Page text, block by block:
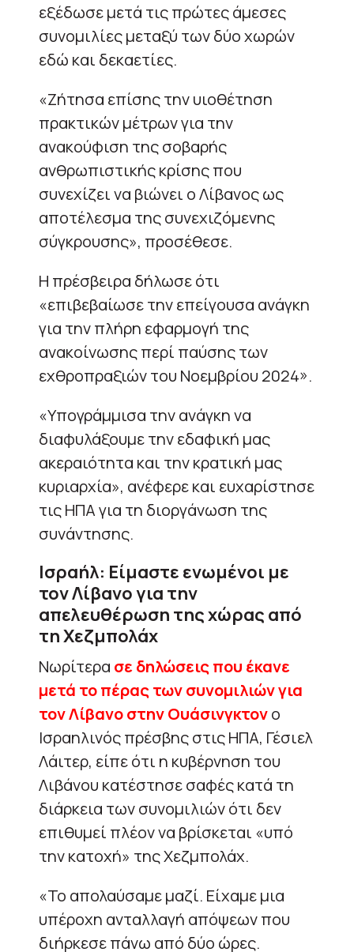
εξέδωσε μετά τις πρώτες άμεσες
συνομιλίες μεταξύ των δύο χωρών
εδώ και δεκαετίες.
«Ζήτησα επίσης την υιοθέτηση
πρακτικών μέτρων για την
ανακούφιση της σοβαρής
ανθρωπιστικής κρίσης που
συνεχίζει να βιώνει ο Λίβανος ως
αποτέλεσμα της συνεχιζόμενης
σύγκρουσης», προσέθεσε.
Η πρέσβειρα δήλωσε ότι
«επιβεβαίωσε την επείγουσα ανάγκη
για την πλήρη εφαρμογή της
ανακοίνωσης περί παύσης των
εχθροπραξιών του Νοεμβρίου 2024».
«Υπογράμμισα την ανάγκη να
διαφυλάξουμε την εδαφική μας
ακεραιότητα και την κρατική μας
κυριαρχία», ανέφερε και ευχαρίστησε
τις ΗΠΑ για τη διοργάνωση της
συνάντησης.
Ισραήλ: Είμαστε ενωμένοι με
τον Λίβανο για την
απελευθέρωση της χώρας από
τη Χεζμπολάχ
Νωρίτερα σε δηλώσεις που έκανε
μετά το πέρας των συνομιλιών για
τον Λίβανο στην Ουάσινγκτονο
Ισραηλινός πρέσβης στις ΗΠΑ, Γέσιελ
Λάιτερ, είπε ότι η κυβέρνηση του
Λιβάνου κατέστησε σαφές κατά τη
διάρκεια των συνομιλιών ότι δεν
επιθυμεί πλέον να βρίσκεται «υπό
την κατοχή» της Χεζμπολάχ.
«Το απολαύσαμε μαζί. Είχαμε μια
υπέροχη ανταλλαγή απόψεων που
διήρκεσε πάνω από δύο ώρες.